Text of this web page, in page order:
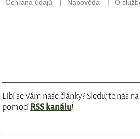
Líbí se Vám naše články? Sledujte nás na
pomocí RSS kanálu!